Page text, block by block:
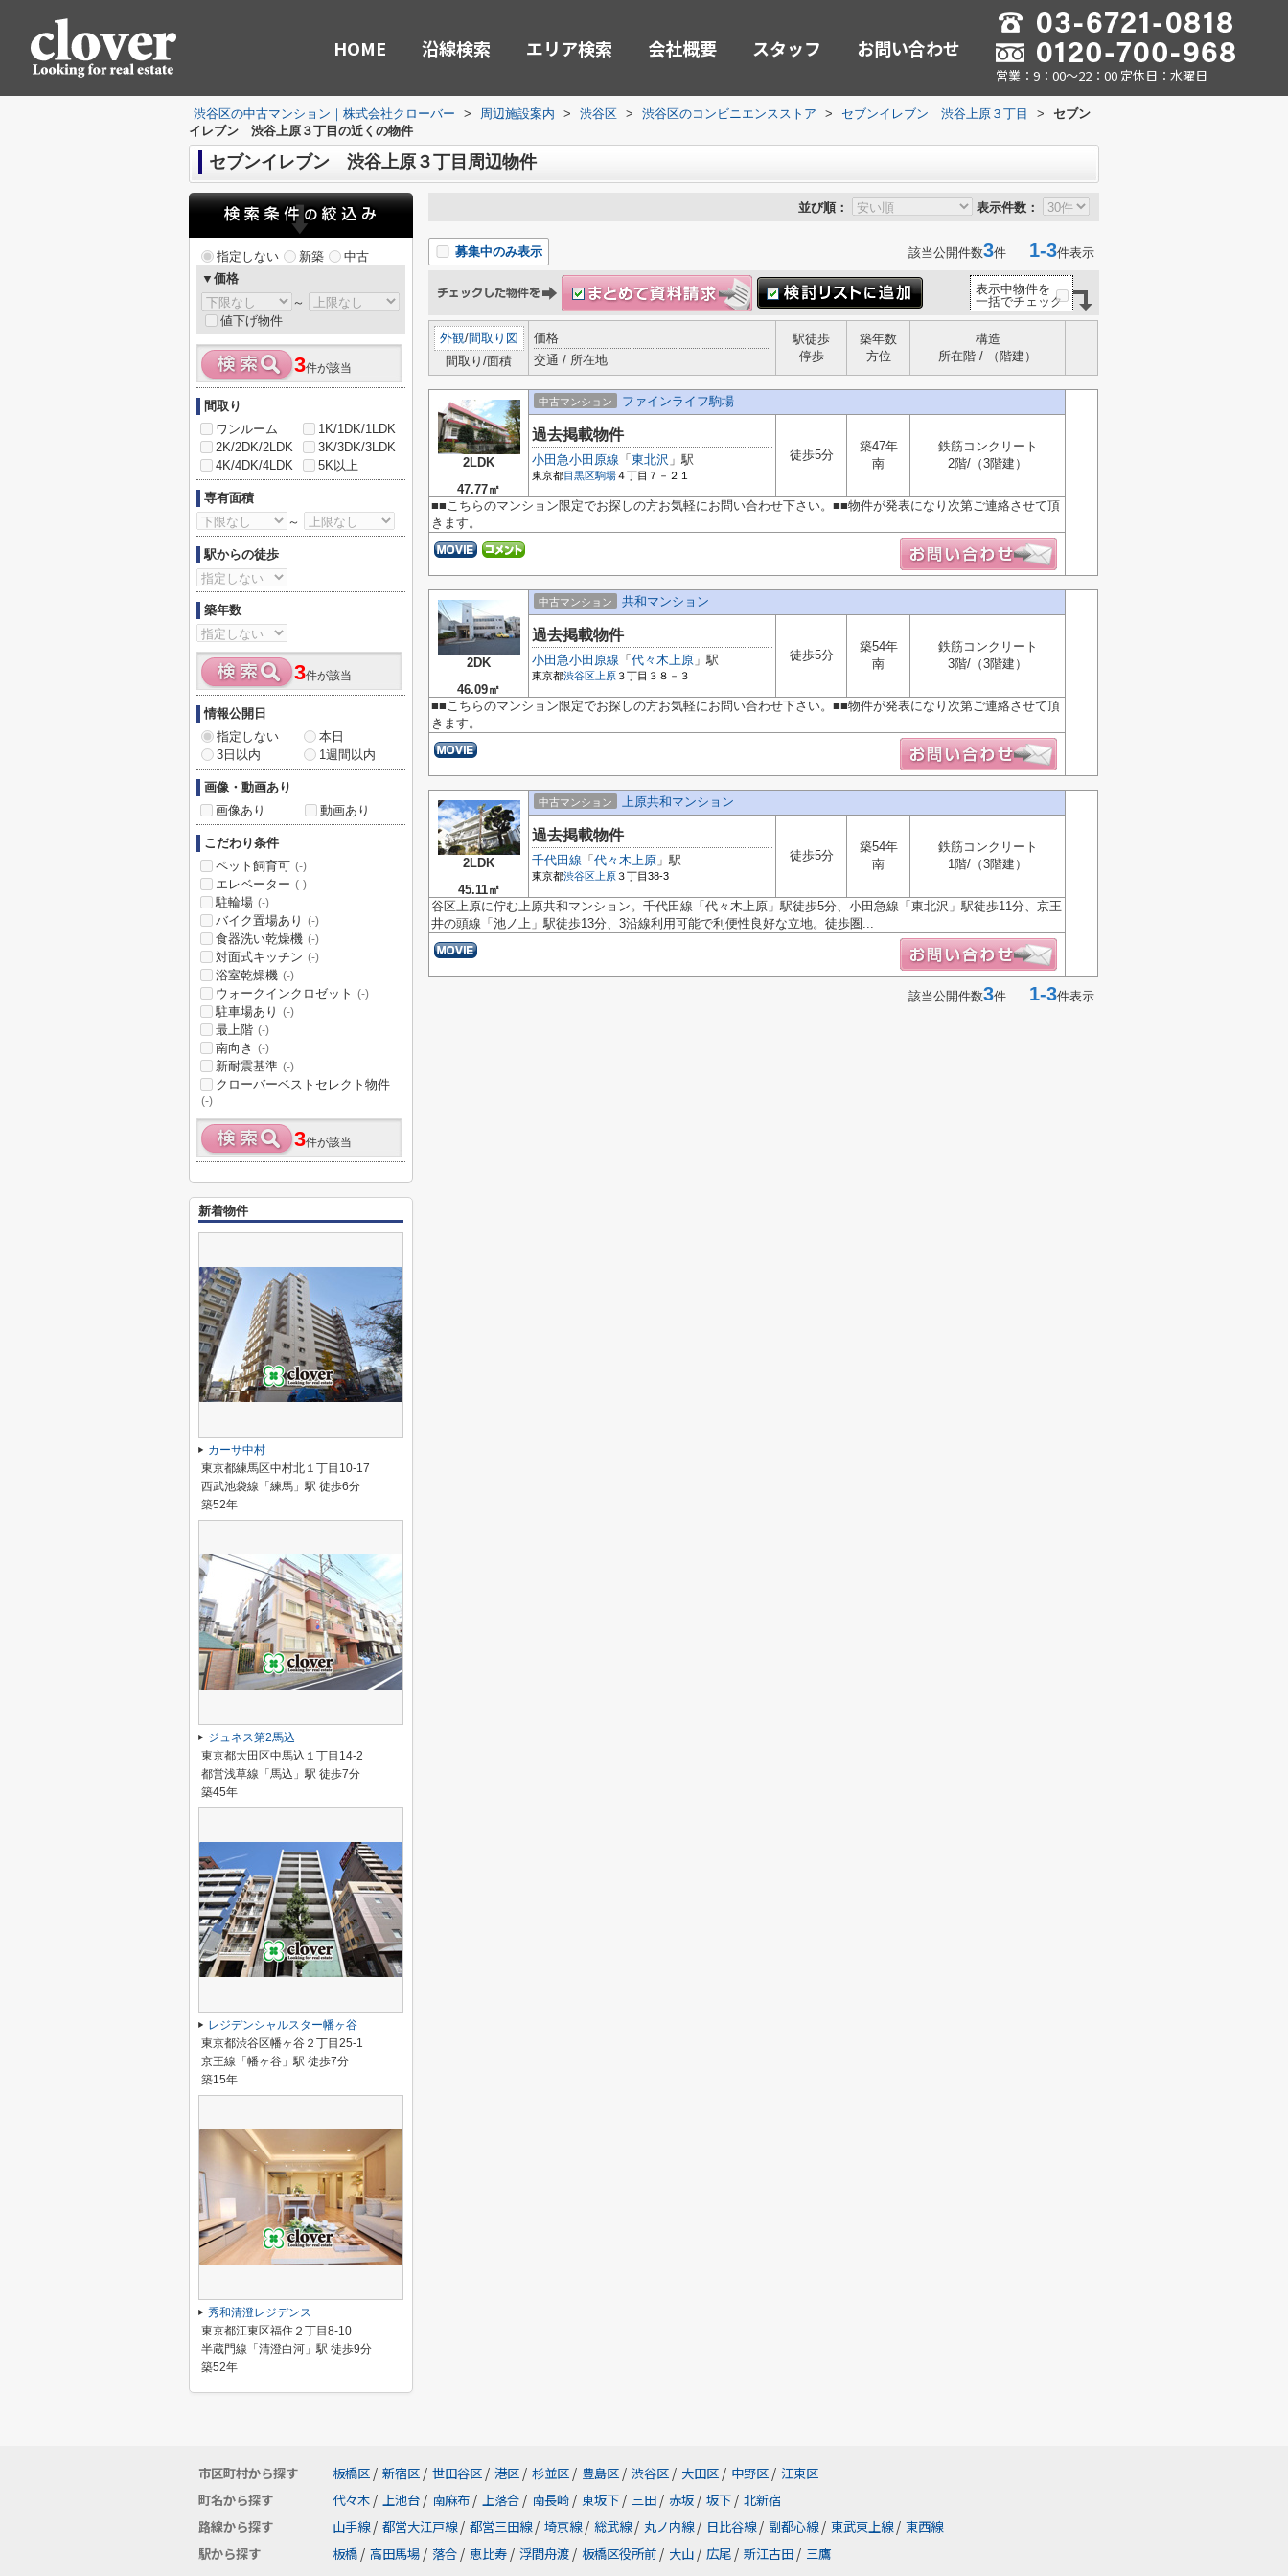
HOME 沿線検索 エリア検索 会社概要 スタッフ お問い合わせ
営業：9：00～22：00 定休日：水曜日
渋谷区の中古マンション｜株式会社クローバー > 周辺施設案内 > 渋谷区 > 渋谷区のコンビニエンスストア > セブンイレブン 渋谷上原３丁目 >
セブン
イレブン 渋谷上原３丁目の近くの物件
セブンイレブン 渋谷上原３丁目周辺物件
並び順： 表示件数：
募集中のみ表示 該当公開件数3件 1-3件表示
表示中物件を
一括でチェック
外観/間取り図
間取り/面積
価格
交通 / 所在地
駅徒歩
停歩
築年数
方位
構造
所在階 / （階建）
2LDK
47.77㎡
中古マンション ファインライフ駒場
過去掲載物件
小田急小田原線 「 東北沢 」駅
東京都目黒区駒場４丁目７－２１
徒歩5分
築47年
南
鉄筋コンクリート
2階/（3階建）
■■こちらのマンション限定でお探しの方お気軽にお問い合わせ下さい。■■物件が発表になり次第ご連絡させて頂
きます。
2DK
46.09㎡
中古マンション 共和マンション
過去掲載物件
小田急小田原線 「 代々木上原 」駅
東京都渋谷区 上原 ３丁目３８－３
徒歩5分
築54年
南
鉄筋コンクリート
3階/（3階建）
■■こちらのマンション限定でお探しの方お気軽にお問い合わせ下さい。■■物件が発表になり次第ご連絡させて頂
きます。
2LDK
45.11㎡
中古マンション 上原共和マンション
過去掲載物件
千代田線 「 代々木上原 」駅
東京都渋谷区 上原 ３丁目38-3
徒歩5分
築54年
南
鉄筋コンクリート
1階/（3階建）
谷区上原に佇む上原共和マンション。千代田線「代々木上原」駅徒歩5分、小田急線「東北沢」駅徒歩11分、京王
井の頭線「池ノ上」駅徒歩13分、3沿線利用可能で利便性良好な立地。徒歩圏...
該当公開件数3件 1-3件表示
指定しない 新築
中古
▼価格
～
値下げ物件
3件が該当
間取り
ワンルーム
1K/1DK/1LDK
2K/2DK/2LDK
3K/3DK/3LDK
4K/4DK/4LDK
5K以上
専有面積
～
駅からの徒歩
築年数
3件が該当
情報公開日
指定しない
本日
3日以内
1週間以内
画像・動画あり
画像あり
動画あり
こだわり条件
ペット飼育可 (-)
エレベーター (-)
駐輪場 (-)
バイク置場あり (-)
食器洗い乾燥機 (-)
対面式キッチン (-)
浴室乾燥機 (-)
ウォークインクロゼット (-)
駐車場あり (-)
最上階 (-)
南向き (-)
新耐震基準 (-)
クローバーベストセレクト物件
(-)
3件が該当
新着物件
カーサ中村
東京都練馬区中村北１丁目10-17
西武池袋線「練馬」駅 徒歩6分
築52年
ジュネス第2馬込
東京都大田区中馬込１丁目14-2
都営浅草線「馬込」駅 徒歩7分
築45年
レジデンシャルスター幡ヶ谷
東京都渋谷区幡ヶ谷２丁目25-1
京王線「幡ヶ谷」駅 徒歩7分
築15年
秀和清澄レジデンス
東京都江東区福住２丁目8-10
半蔵門線「清澄白河」駅 徒歩9分
築52年
市区町村から探す 板橋区 / 新宿区 / 世田谷区 / 港区 / 杉並区 / 豊島区 / 渋谷区 / 大田区 / 中野区 / 江東区
町名から探す
代々木 / 上池台 / 南麻布 / 上落合 / 南長崎 / 東坂下 / 三田 / 赤坂 / 坂下 / 北新宿
路線から探す
山手線 / 都営大江戸線 / 都営三田線 / 埼京線 / 総武線 / 丸ノ内線 / 日比谷線 / 副都心線 / 東武東上線 / 東西線
駅から探す
板橋 / 高田馬場 / 落合 / 恵比寿 / 浮間舟渡 / 板橋区役所前 / 大山 / 広尾 / 新江古田 / 三鷹